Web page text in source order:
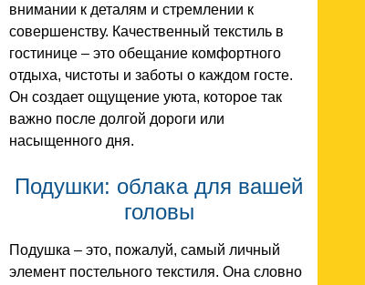
внимании к деталям и стремлении к
совершенству. Качественный текстиль в
гостинице – это обещание комфортного
отдыха, чистоты и заботы о каждом госте.
Он создает ощущение уюта, которое так
важно после долгой дороги или
насыщенного дня.
Подушки: облака для вашей
головы
Подушка – это, пожалуй, самый личный
элемент постельного текстиля. Она словно